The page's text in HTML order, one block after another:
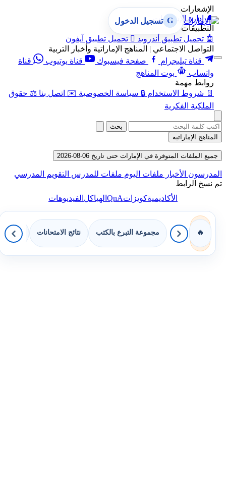
الإشعارات
🔔 إدارة الإشعارات
التطبيقات
🤖 تحميل تطبيق أندرويد  تحميل تطبيق آيفون
التواصل الاجتماعي | المناهج الإماراتية وأخبار التربية
قناة تيليجرام
صفحة فيسبوك قناة يوتيوب
قناة
واتساب
بوت المناهج
روابط مهمة
📄 شروط الاستخدام 🔒 سياسة الخصوصية ✉️ اتصل بنا ⚖️ حقوق
الملكية الفكرية
G تسجيل الدخول
بحث
المناهج الإماراتية
جميع الملفات المتوفرة في الإمارات حتى تاريخ 06-08-2026
المدرسون الأخبار ملفات اليوم ملفات للمدرس التقويم المدرسي
تم نسخ الرابط
الأكاديميةكويزاتQnAالهياكلالفيديوهات
🔥 مجموعة التبرع بالكتب نتائج الامتحانات